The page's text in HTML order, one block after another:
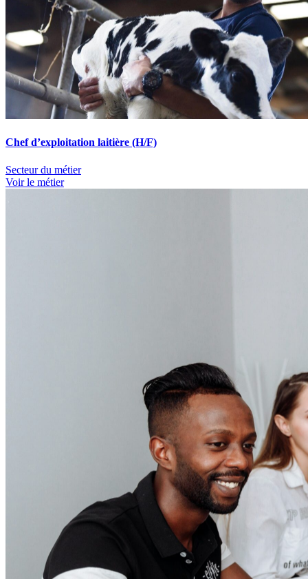
Chef d’exploitation laitière (H/F)
Secteur du métier
Voir le métier